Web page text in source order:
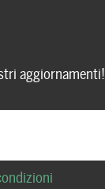
aggiornamenti!